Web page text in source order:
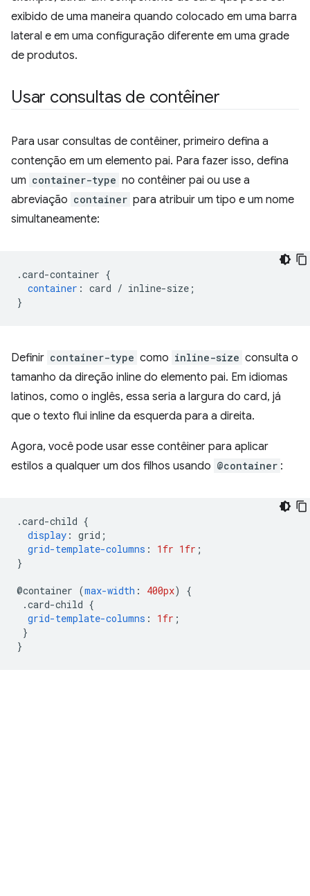
exibido de uma maneira quando colocado em uma barra
lateral e em uma configuração diferente em uma grade
de produtos.
Usar consultas de contêiner
Para usar consultas de contêiner, primeiro defina a
contenção em um elemento pai. Para fazer isso, defina
um container-type no contêiner pai ou use a
abreviação container para atribuir um tipo e um nome
simultaneamente:
.card-container {
container : card / inline-size ;
}
Definir container-type como inline-size consulta o
tamanho da direção inline do elemento pai. Em idiomas
latinos, como o inglês, essa seria a largura do card, já
que o texto flui inline da esquerda para a direita.
Agora, você pode usar esse contêiner para aplicar
estilos a qualquer um dos filhos usando @container :
.card-child {
display : grid ;
grid-template-columns : 1fr 1fr ;
}
@container (max-width : 400px)
{
.card-child {
grid-template-columns : 1fr ;
}
}